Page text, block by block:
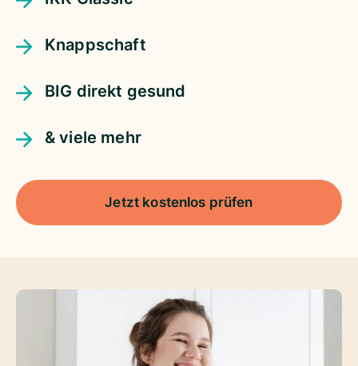
Knappschaft
BIG direkt gesund
& viele mehr
Jetzt kostenlos prüfen